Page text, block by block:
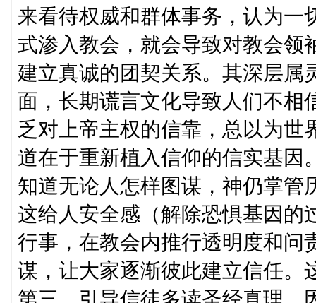
来看待权威和群体事务，认为一
式渗入教会，就会导致对教会领
建立真诚的团契关系。其深层属
面，长期谎言文化导致人们不相
乏对上帝主权的信靠，总以为世
道在于重新植入信仰的信实基因
知道无论人怎样图谋，神仍掌
这给人安全感（解除恐惧基因的
行事，在教会内推行透明度和问
谋，让大家逐渐彼此建立信任。